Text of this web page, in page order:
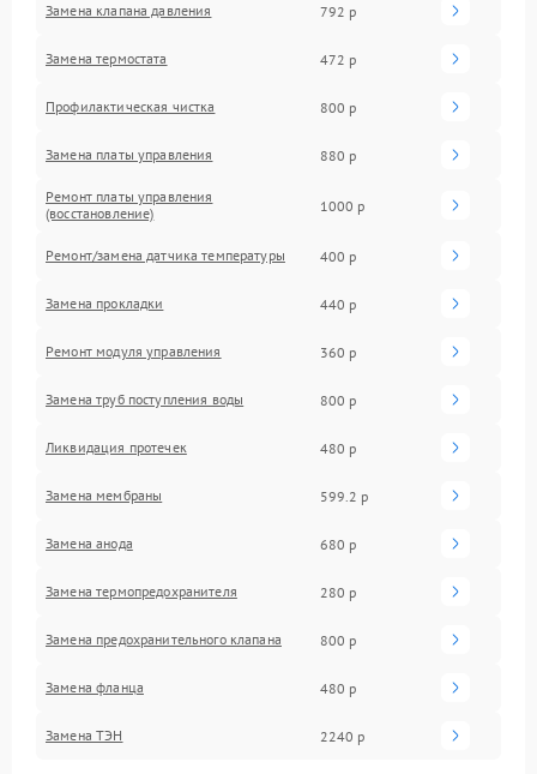
Замена клапана давления 792 р
Замена термостата 472 р
Профилактическая чистка 800 р
Замена платы управления 880 р
Ремонт платы управления
(восстановление)
1000 р
Ремонт/замена датчика температуры 400 р
Замена прокладки 440 р
Ремонт модуля управления 360 р
Замена труб поступления воды 800 р
Ликвидация протечек 480 р
Замена мембраны 599.2 р
Замена анода 680 р
Замена термопредохранителя 280 р
Замена предохранительного клапана 800 р
Замена фланца 480 р
Замена ТЭН 2240 р